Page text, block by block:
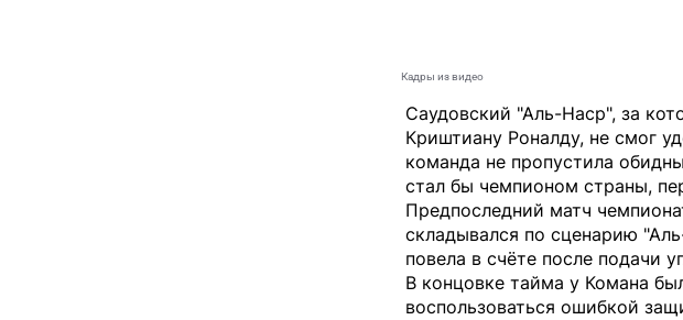
Кадры из видео
Саудовский "Аль-Наср", за
Криштиану Роналду, не смог
команда не пропустила
стал бы чемпионом страны,
Предпоследний матч
складывался по сценарию
повела в счёте после подачи
В концовке тайма у Комана
воспользоваться ошибкой